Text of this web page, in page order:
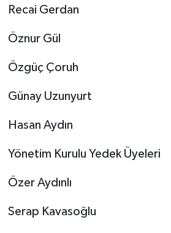
Recai Gerdan
Öznur Gül
Özgüç Çoruh
Günay Uzunyurt
Hasan Aydın
Yönetim Kurulu Yedek Üyeleri
Özer Aydınlı
Serap Kavasoğlu